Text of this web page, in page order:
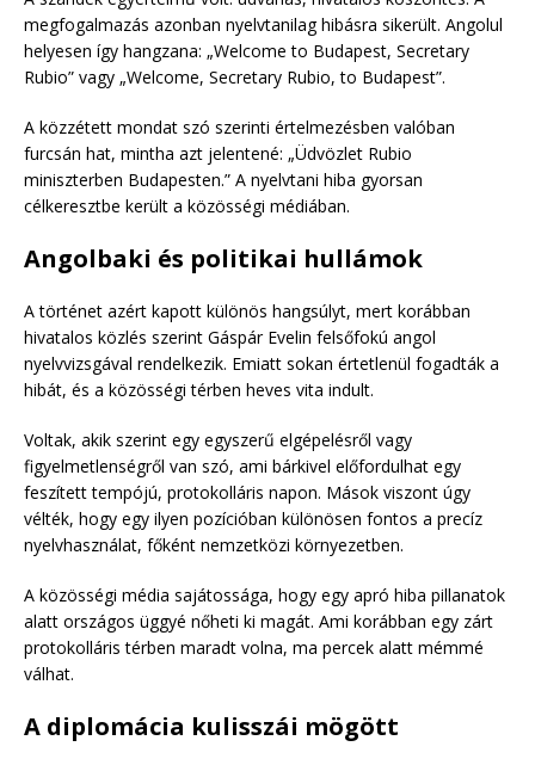
megfogalmazás azonban nyelvtanilag hibásra sikerült. Angolul
helyesen így hangzana: „Welcome to Budapest, Secretary
Rubio” vagy „Welcome, Secretary Rubio, to Budapest”.
A közzétett mondat szó szerinti értelmezésben valóban
furcsán hat, mintha azt jelentené: „Üdvözlet Rubio
miniszterben Budapesten.” A nyelvtani hiba gyorsan
célkeresztbe került a közösségi médiában.
Angolbaki és politikai hullámok
A történet azért kapott különös hangsúlyt, mert korábban
hivatalos közlés szerint Gáspár Evelin felsőfokú angol
nyelvvizsgával rendelkezik. Emiatt sokan értetlenül fogadták a
hibát, és a közösségi térben heves vita indult.
Voltak, akik szerint egy egyszerű elgépelésről vagy
figyelmetlenségről van szó, ami bárkivel előfordulhat egy
feszített tempójú, protokolláris napon. Mások viszont úgy
vélték, hogy egy ilyen pozícióban különösen fontos a precíz
nyelvhasználat, főként nemzetközi környezetben.
A közösségi média sajátossága, hogy egy apró hiba pillanatok
alatt országos üggyé nőheti ki magát. Ami korábban egy zárt
protokolláris térben maradt volna, ma percek alatt mémmé
válhat.
A diplomácia kulisszái mögött